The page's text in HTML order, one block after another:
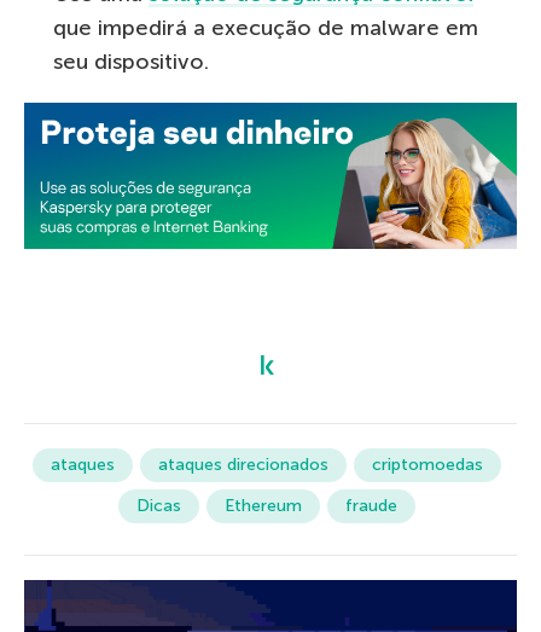
que impedirá a execução de malware em
seu dispositivo.
ataques ataques direcionados
criptomoedas
Dicas
Ethereum fraude